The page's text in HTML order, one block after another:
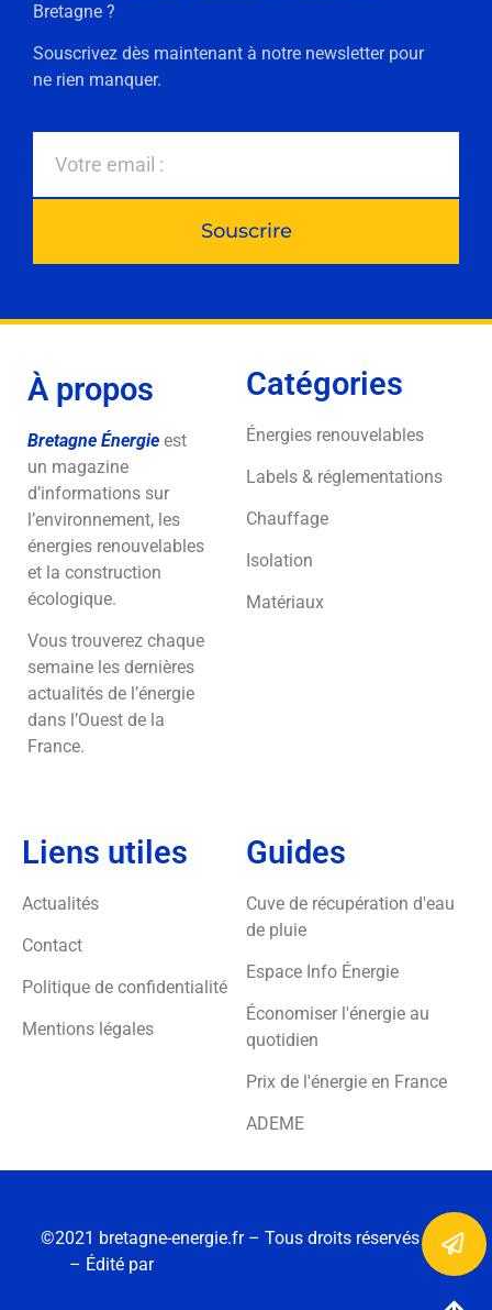
Bretagne ?
Souscrivez dès maintenant à notre newsletter pour
ne rien manquer.
Souscrire
À propos
Bretagne Énergie est
un magazine
d’informations sur
l’environnement, les
énergies renouvelables
et la construction
écologique.
Vous trouverez chaque
semaine les dernières
actualités de l’énergie
dans l’Ouest de la
France.
Catégories
Énergies renouvelables
Labels & réglementations
Chauffage
Isolation
Matériaux
Liens utiles
Actualités
Contact
Politique de confidentialité
Mentions légales
Guides
Cuve de récupération d'eau
de pluie
Espace Info Énergie
Économiser l'énergie au
quotidien
Prix de l'énergie en France
ADEME
©2021 bretagne-energie.fr – Tous droits réservés
– Édité par